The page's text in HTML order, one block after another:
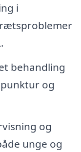
i
behandling
og
og
unge og